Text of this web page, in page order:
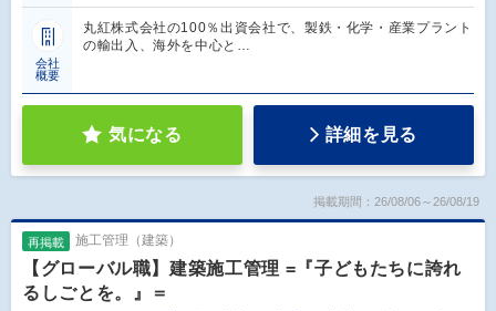
会社
概要
丸紅株式会社の100％出資会社で、製鉄・化学・産業プラント
の輸出入、海外を中心と…
気になる 詳細を見る
掲載期間：26/08/06～26/08/19
再掲載 施工管理（建築）
【グローバル職】建築施工管理 =『子どもたちに誇れ
るしごとを。』＝